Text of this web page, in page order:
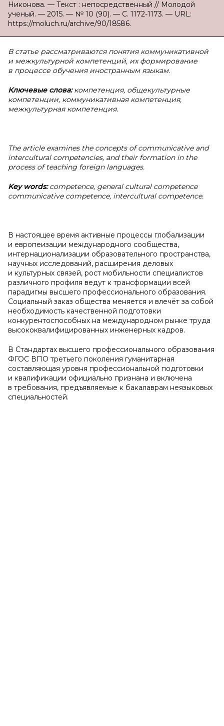
Никонова. — Текст : непосредственный // Молодой
ученый. — 2015. — № 10 (90). — С. 1172-1173. — URL:
https://moluch.ru/archive/90/18586.
В статье рассматриваются понятия коммуникативной
и межкультурной компетенций, их формирование
в процессе обучения иностранным языкам.
Ключевые слова: компетенция, общекультурные
компетенции, коммуникативная компетенция,
межкультурная компетенция.
The article examines the concepts of communicative and
intercultural competencies, and their formation in the
process of teaching foreign languages.
Key words: competence, general cultural competence
communicative competence, intercultural competence.
В настоящее время активные процессы глобализации
и европеизации международного сообщества,
интернационализации образовательного пространства,
научных исследований, расширения деловых
и культурных связей, рост мобильности специалистов
различного профиля ведут к трансформации всей
парадигмы высшего профессионального образования.
Социальный заказ общества меняется и влечёт за собой
необходимость качественной подготовки
конкурентоспособных на международном рынке труда
высококвалифицированных инженерных кадров.
В Стандартах высшего профессионального образования
ФГОС ВПО третьего поколения гуманитарная
составляющая уровня профессиональной подготовки
и квалификации официально признана и включена
в требования, предъявляемые к бакалаврам неязыковых
специальностей.